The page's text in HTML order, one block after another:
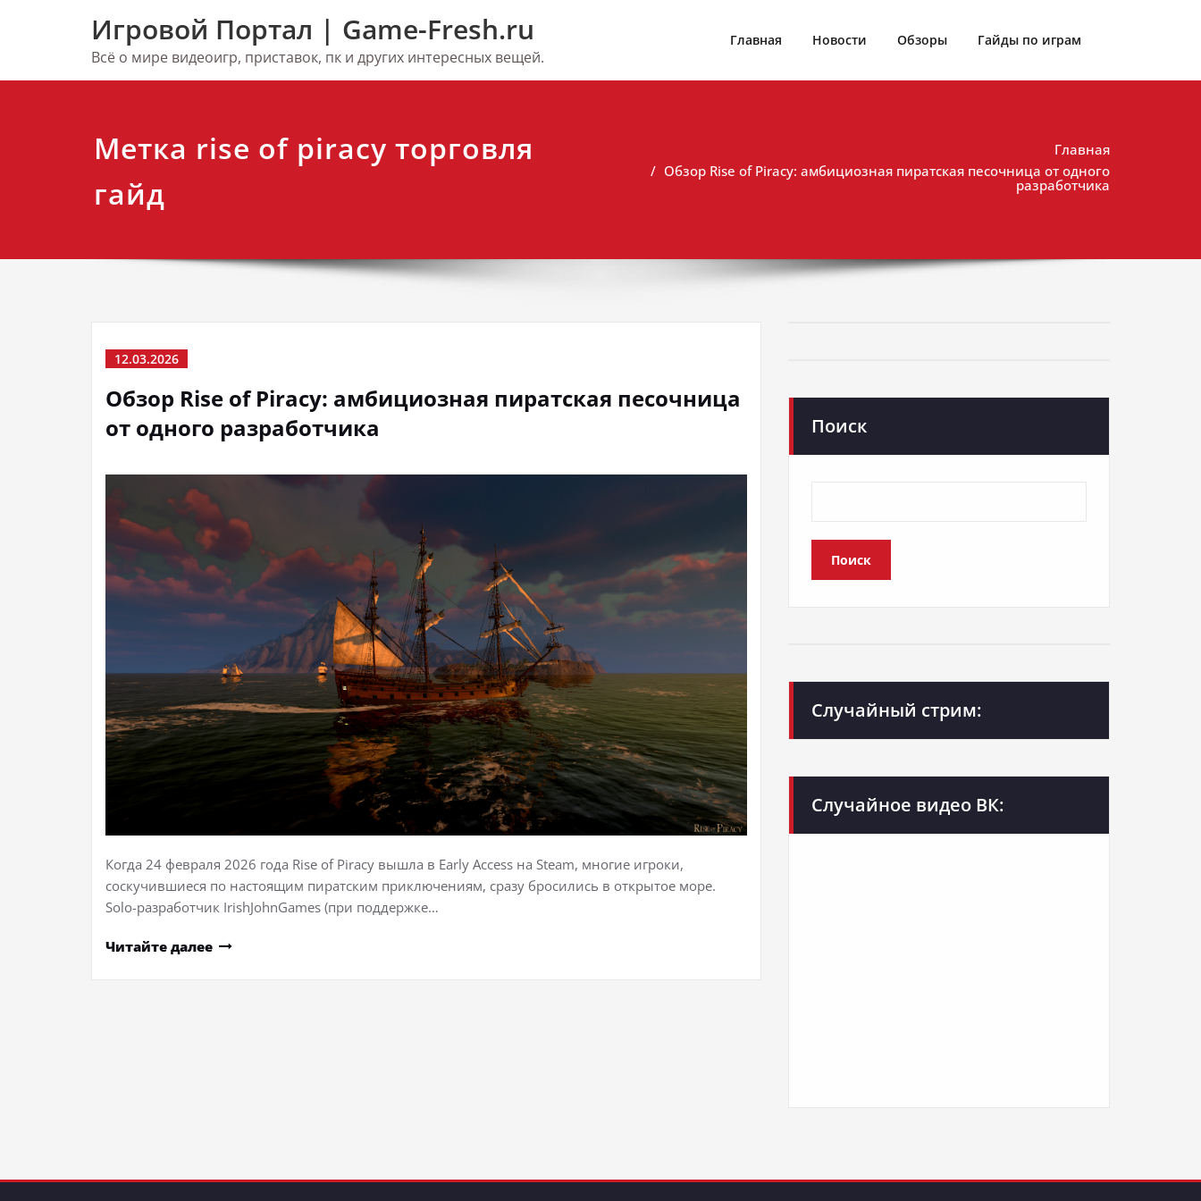
Игровой Портал | Game-Fresh.ru
Всё о мире видеоигр, приставок, пк и других интересных вещей.
Главная Новости Обзоры Гайды по играм
Метка rise of piracy торговля
гайд
Главная
Обзор Rise of Piracy: амбициозная пиратская песочница от одного
разработчика
12.03.2026
Обзор Rise of Piracy: амбициозная пиратская песочница
от одного разработчика
Когда 24 февраля 2026 года Rise of Piracy вышла в Early Access на Steam, многие игроки,
соскучившиеся по настоящим пиратским приключениям, сразу бросились в открытое море.
Solo-разработчик IrishJohnGames (при поддержке…
Читайте далее
Поиск
Поиск
Случайный стрим:
Случайное видео ВК: